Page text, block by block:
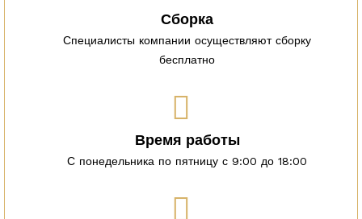
Сборка
Специалисты компании осуществляют сборку
бесплатно
Время работы
С понедельника по пятницу с 9:00 до 18:00